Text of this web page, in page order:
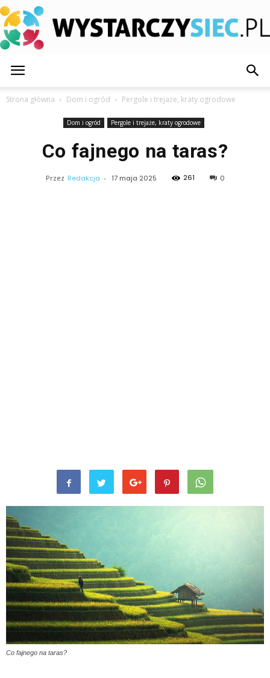
Strona główna Dom i ogród Pergole i trejaże, kraty ogrodowe
Dom i ogród Pergole i trejaże, kraty ogrodowe
Co fajnego na taras?
Przez Redakcja - 17 maja 2025 261 0
Co fajnego na taras?